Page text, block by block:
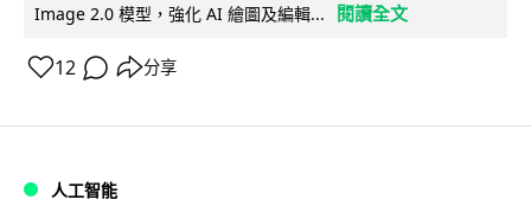
Image 2.0 模型，強化 AI 繪圖及編輯...
閱讀全文
12 分享
人工智能